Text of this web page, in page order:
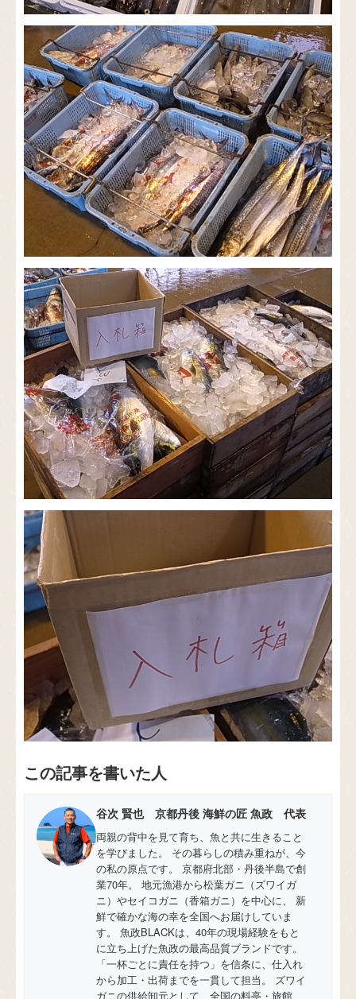
この記事を書いた人
谷次 賢也 京都丹後 海鮮の匠 魚政 代表
両親の背中を見て育ち、魚と共に生きること
を学びました。 その暮らしの積み重ねが、今
の私の原点です。 京都府北部・丹後半島で創
業70年。 地元漁港から松葉ガニ（ズワイガ
ニ）やセイコガニ（香箱ガニ）を中心に、 新
鮮で確かな海の幸を全国へお届けしていま
す。 魚政BLACKは、40年の現場経験をもと
に立ち上げた魚政の最高品質ブランドです。
「一杯ごとに責任を持つ」を信条に、仕入れ
から加工・出荷までを一貫して担当。 ズワイ
ガニの供給卸元として、全国の料亭・旅館、